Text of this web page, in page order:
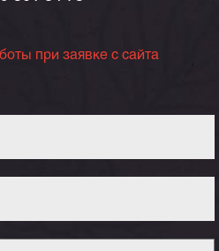
при заявке с сайта